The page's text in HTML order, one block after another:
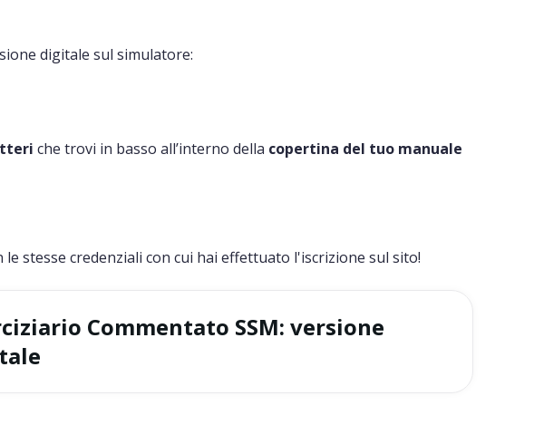
digitale sul simulatore:
che trovi in basso all’interno della copertina del tuo manuale
le stesse credenziali con cui hai effettuato l'iscrizione sul sito!
Commentato SSM: versione